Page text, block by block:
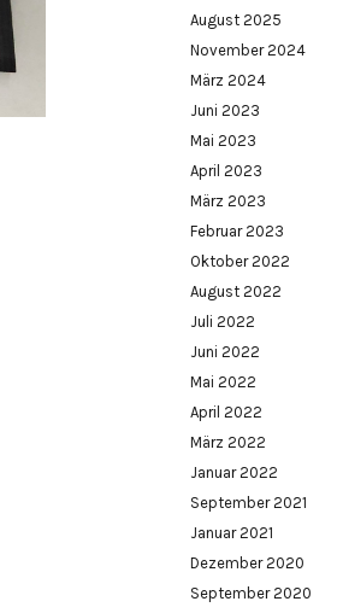
August 2025
November 2024
März 2024
Juni 2023
Mai 2023
April 2023
März 2023
Februar 2023
Oktober 2022
August 2022
Juli 2022
Juni 2022
Mai 2022
April 2022
März 2022
Januar 2022
September 2021
Januar 2021
Dezember 2020
September 2020